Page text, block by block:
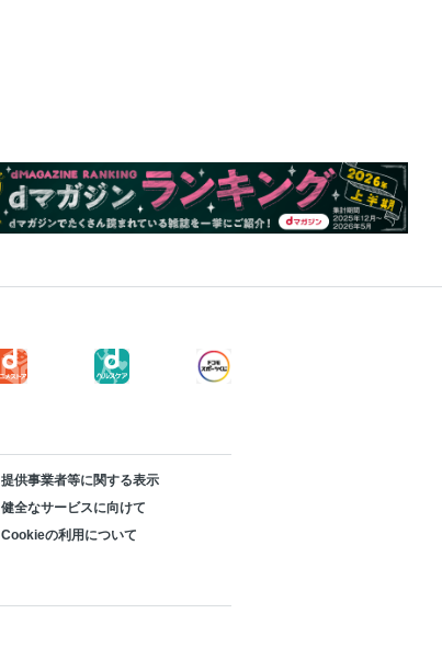
提供事業者等に関する表示
健全なサービスに向けて
Cookieの利用について